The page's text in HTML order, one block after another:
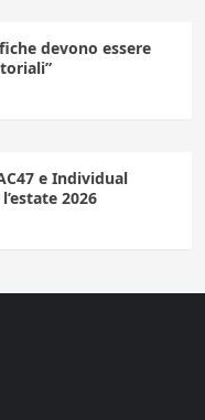
devono essere
e Individual
2026